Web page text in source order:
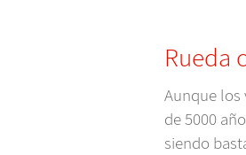
Rueda
Aunque
de 5000
siendo